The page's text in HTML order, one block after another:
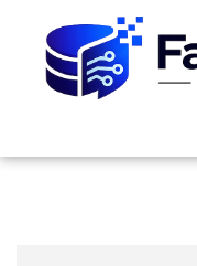
content